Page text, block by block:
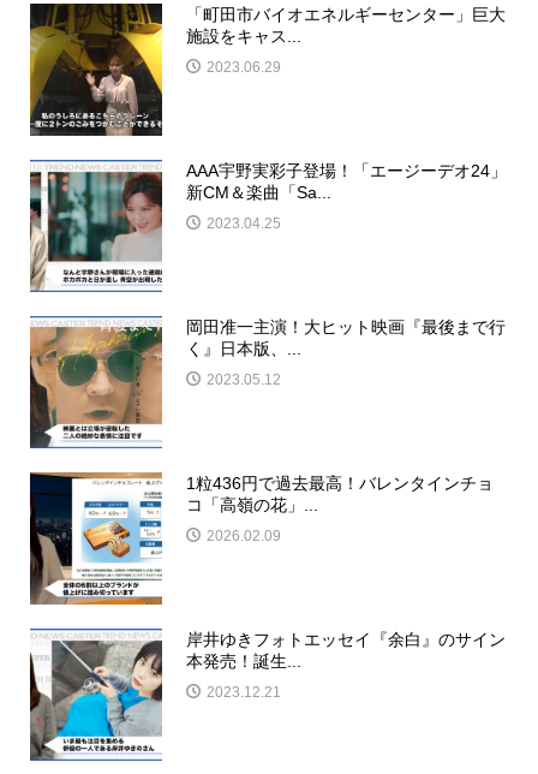
「町田市バイオエネルギーセンター」巨大
施設をキャス...
2023.06.29
AAA宇野実彩子登場！「エージーデオ24」
新CM＆楽曲「Sa...
2023.04.25
岡田准一主演！大ヒット映画『最後まで行
く』日本版、...
2023.05.12
1粒436円で過去最高！バレンタインチョ
コ「高嶺の花」...
2026.02.09
岸井ゆきフォトエッセイ『余白』のサイン
本発売！誕生...
2023.12.21